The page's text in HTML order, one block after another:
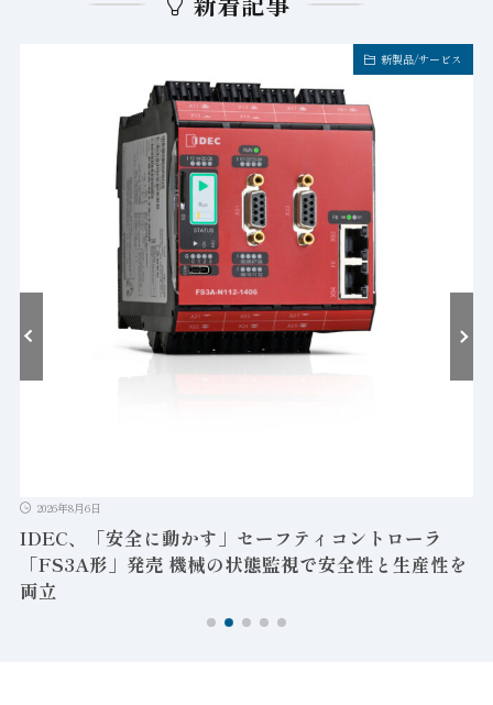
新製品/サービス
2026年8月6日
IDEC、「安全に動かす」セーフティコントローラ
「FS3A形」発売 機械の状態監視で安全性と生産性を
両立